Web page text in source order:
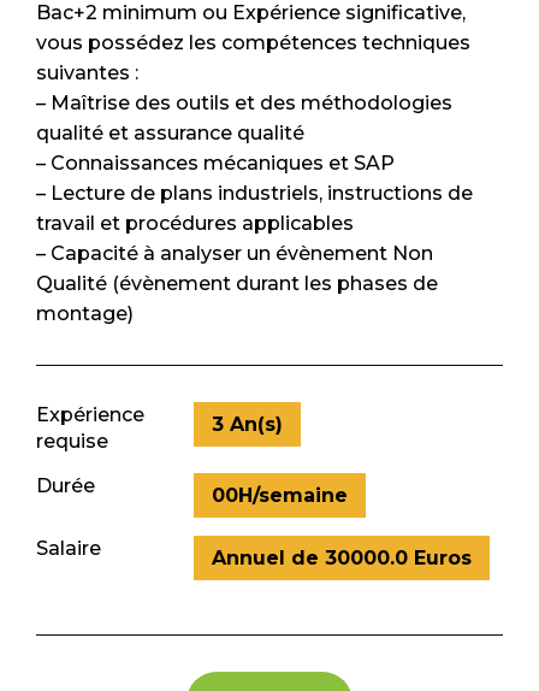
Bac+2 minimum ou Expérience significative,
vous possédez les compétences techniques
suivantes :
– Maîtrise des outils et des méthodologies
qualité et assurance qualité
– Connaissances mécaniques et SAP
– Lecture de plans industriels, instructions de
travail et procédures applicables
– Capacité à analyser un évènement Non
Qualité (évènement durant les phases de
montage)
Expérience
requise
3 An(s)
Durée 00H/semaine
Salaire Annuel de 30000.0 Euros